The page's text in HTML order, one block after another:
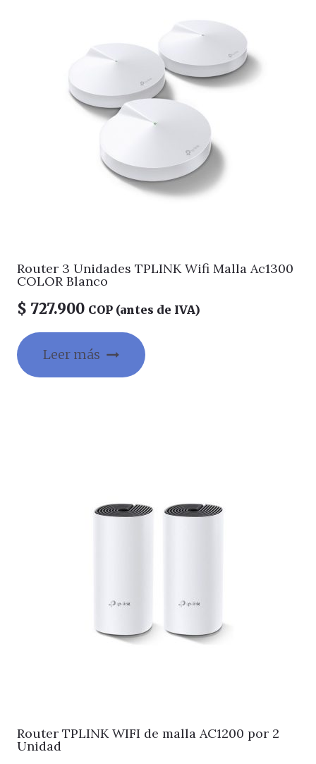
Router 3 Unidades TPLINK Wifi Malla Ac1300
COLOR Blanco
$ 727.900 COP (antes de IVA)
Leer más
Router TPLINK WIFI de malla AC1200 por 2
Unidad